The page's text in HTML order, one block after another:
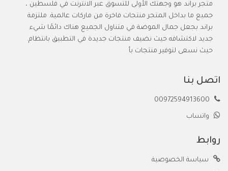
متجر براند هو وجهتك الأولى للتسوق عبر الانترنت في فلسطين ،
جميع ما بداخل المتجر منتجات فاخرة من ماركات عالمية. ملتزمة
براند بجعل جمال الموضة في متناول الجميع هناك دائمًا شيء
جديد لاكتشافه حيث نضيف منتجات جديدة في التطبيق بانتظام.
حيث نسعى لتوفير منتجات بأ
اتصل بنا
واتساب
روابط
سياسة الخصوصية